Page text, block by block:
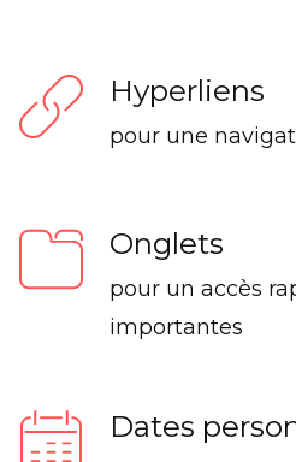
Hyperliens
pour une
Onglets
pour un accès
importantes
Dates